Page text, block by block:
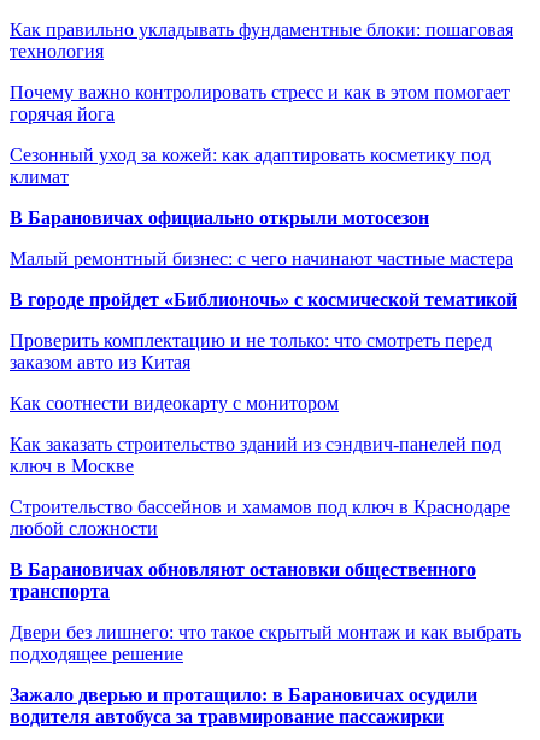
Как правильно укладывать фундаментные блоки: пошаговая
технология
Почему важно контролировать стресс и как в этом помогает
горячая йога
Сезонный уход за кожей: как адаптировать косметику под
климат
В Барановичах официально открыли мотосезон
Малый ремонтный бизнес: с чего начинают частные мастера
В городе пройдет «Библионочь» с космической тематикой
Проверить комплектацию и не только: что смотреть перед
заказом авто из Китая
Как соотнести видеокарту с монитором
Как заказать строительство зданий из сэндвич-панелей под
ключ в Москве
Строительство бассейнов и хамамов под ключ в Краснодаре
любой сложности
В Барановичах обновляют остановки общественного
транспорта
Двери без лишнего: что такое скрытый монтаж и как выбрать
подходящее решение
Зажало дверью и протащило: в Барановичах осудили
водителя автобуса за травмирование пассажирки